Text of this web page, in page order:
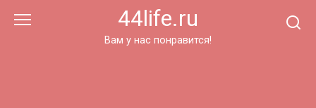
44life.ru
Вам у нас понравится!